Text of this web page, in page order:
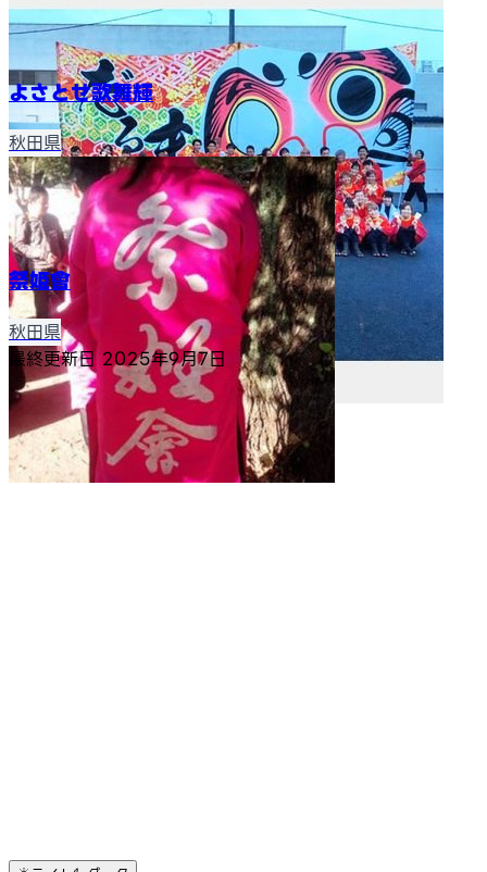
よさとせ歌舞輝
秋田県
祭姫會
秋田県
最終更新日2025年9月7日